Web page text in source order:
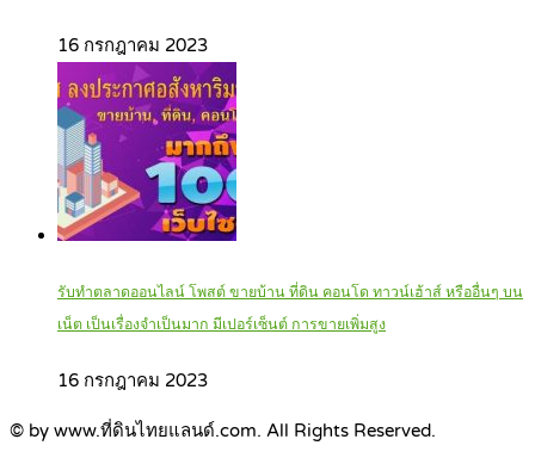
16 กรกฎาคม 2023
รับทำตลาดออนไลน์ โพสต์ ขายบ้าน ที่ดิน คอนโด ทาวน์เฮ้าส์ หรืออื่นๆ บน
เน็ต เป็นเรื่องจำเป็นมาก มีเปอร์เซ็นต์ การขายเพิ่มสูง
16 กรกฎาคม 2023
© by www.ที่ดินไทยแลนด์.com. All Rights Reserved.